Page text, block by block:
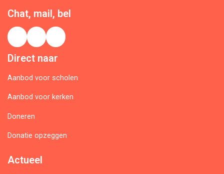
Chat, mail, bel
Direct naar
Aanbod voor scholen
Aanbod voor kerken
Doneren
Donatie opzeggen
Actueel